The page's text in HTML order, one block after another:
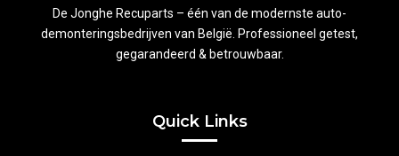
De Jonghe Recuparts – één van de modernste auto-
demonteringsbedrijven van België. Professioneel getest,
gegarandeerd & betrouwbaar.
Quick Links